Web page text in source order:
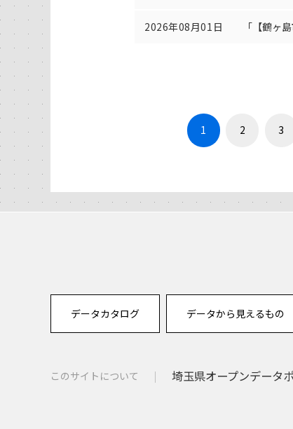
2026年08月01日 「【鶴ヶ
1 2 3
データカタログ データから見えるもの
このサイトについて 埼玉県オープンデータ